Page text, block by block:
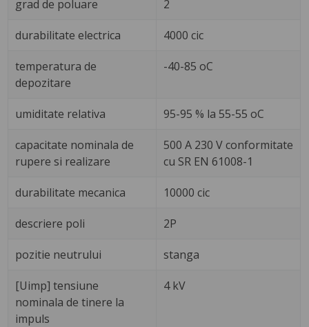
grad de poluare 2
durabilitate electrica 4000 cic
temperatura de
depozitare
-40-85 oC
umiditate relativa 95-95 % la 55-55 oC
capacitate nominala de
rupere si realizare
500 A 230 V conformitate
cu SR EN 61008-1
durabilitate mecanica 10000 cic
descriere poli 2P
pozitie neutrului stanga
[Uimp] tensiune
nominala de tinere la
impuls
4 kV